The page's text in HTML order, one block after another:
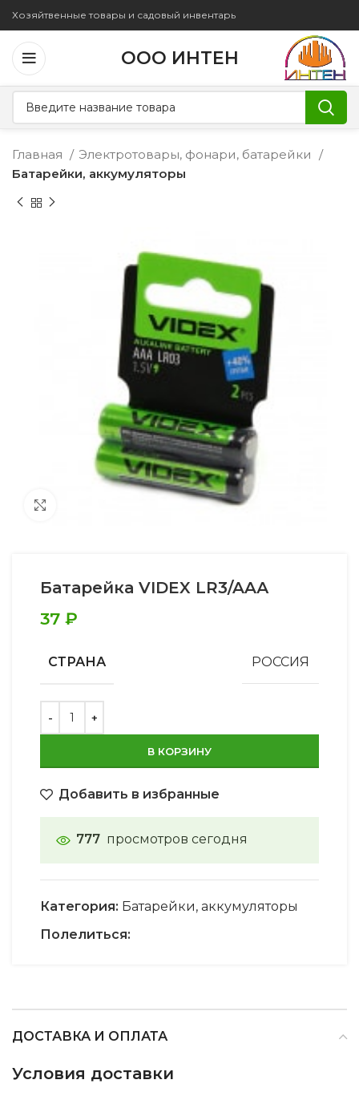
Хозяйтвенные товары и садовый инвентарь
ООО ИНТЕН
Главная
Электротовары, фонари, батарейки
Батарейки, аккумуляторы
Батарейка VIDEX LR3/AAА
37 ₽
СТРАНА РОССИЯ
В КОРЗИНУ
Добавить в избранные
777 просмотров сегодня
Категория: Батарейки, аккумуляторы
Полелиться:
ДОСТАВКА И ОПЛАТА
Условия доставки